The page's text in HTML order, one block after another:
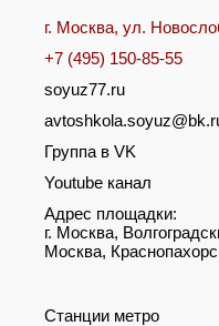
г. Москва, ул.
+7 (495) 150-85-55
soyuz77.ru
Группа в VK
Youtube канал
Адрес площадки:
г. Москва,
Москва,
Станции метро